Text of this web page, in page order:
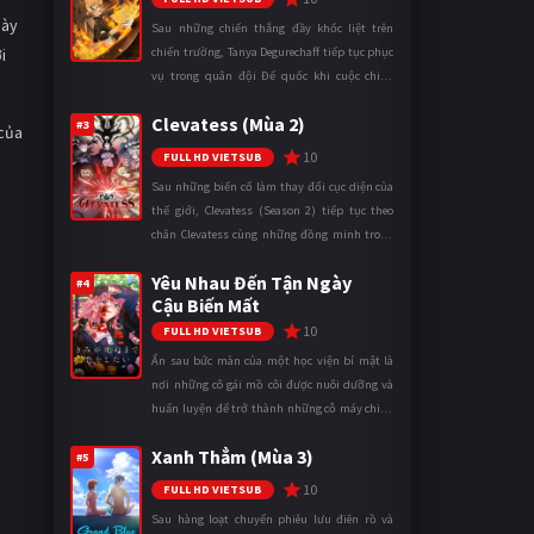
Sau những chiến thắng đầy khốc liệt trên
chiến trường, Tanya Degurechaff tiếp tục phục
vụ trong quân đội Đế quốc khi cuộc chiến
mặt trận. Dù sở hữu tài năn ...
#3 Clevatess (Mùa 2)
FULL HD VIETSUB 10
Sau những biến cố làm thay đổi cục diện của
thế giới, Clevatess (Season 2) tiếp tục theo
chân Clevatess cùng những đồng minh trong
loại đến bờ vực diệ ...
#4
Yêu Nhau Đến Tận Ngày
Cậu Biến Mất
FULL HD VIETSUB 10
Ẩn sau bức màn của một học viện bí mật là
nơi những cô gái mồ côi được nuôi dưỡng và
huấn luyện để trở thành những cỗ máy chiến
được xem là điều hiển nh ...
#5 Xanh Thẳm (Mùa 3)
FULL HD VIETSUB 10
Sau hàng loạt chuyến phiêu lưu điên rồ và